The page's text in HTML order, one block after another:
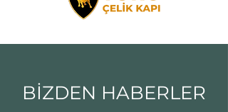
BİZDEN HABERLER